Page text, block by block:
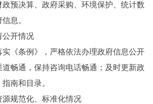
预决算、政府采购、环境保护、统计数
息。
公开情况
条例》，严格依法办理政府信息公开
畅通，保持咨询电话畅通；及时更新政
南和目录。
规范化、标准化情况